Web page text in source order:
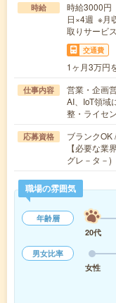
時給
時給3000円
日×4週 ※月
取りサービ
交通費
1ヶ月3万円
仕事内容
営業・企画
AI、IoT領域
整・ライセ
応募資格
ブランクOK
【必要な業
グレ－タ
職場の雰囲気
年齢層
20代
男女比率
女性